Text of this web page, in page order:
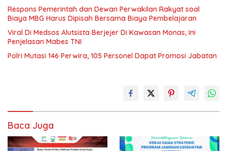
Respons Pemerintah dan Dewan Perwakilan Rakyat soal
Biaya MBG Harus Dipisah Bersama Biaya Pembelajaran
Viral Di Medsos Alutsista Berjejer Di Kawasan Monas, Ini
Penjelasan Mabes TNI
Polri Mutasi 146 Perwira, 105 Personel Dapat Promosi Jabatan
Baca Juga